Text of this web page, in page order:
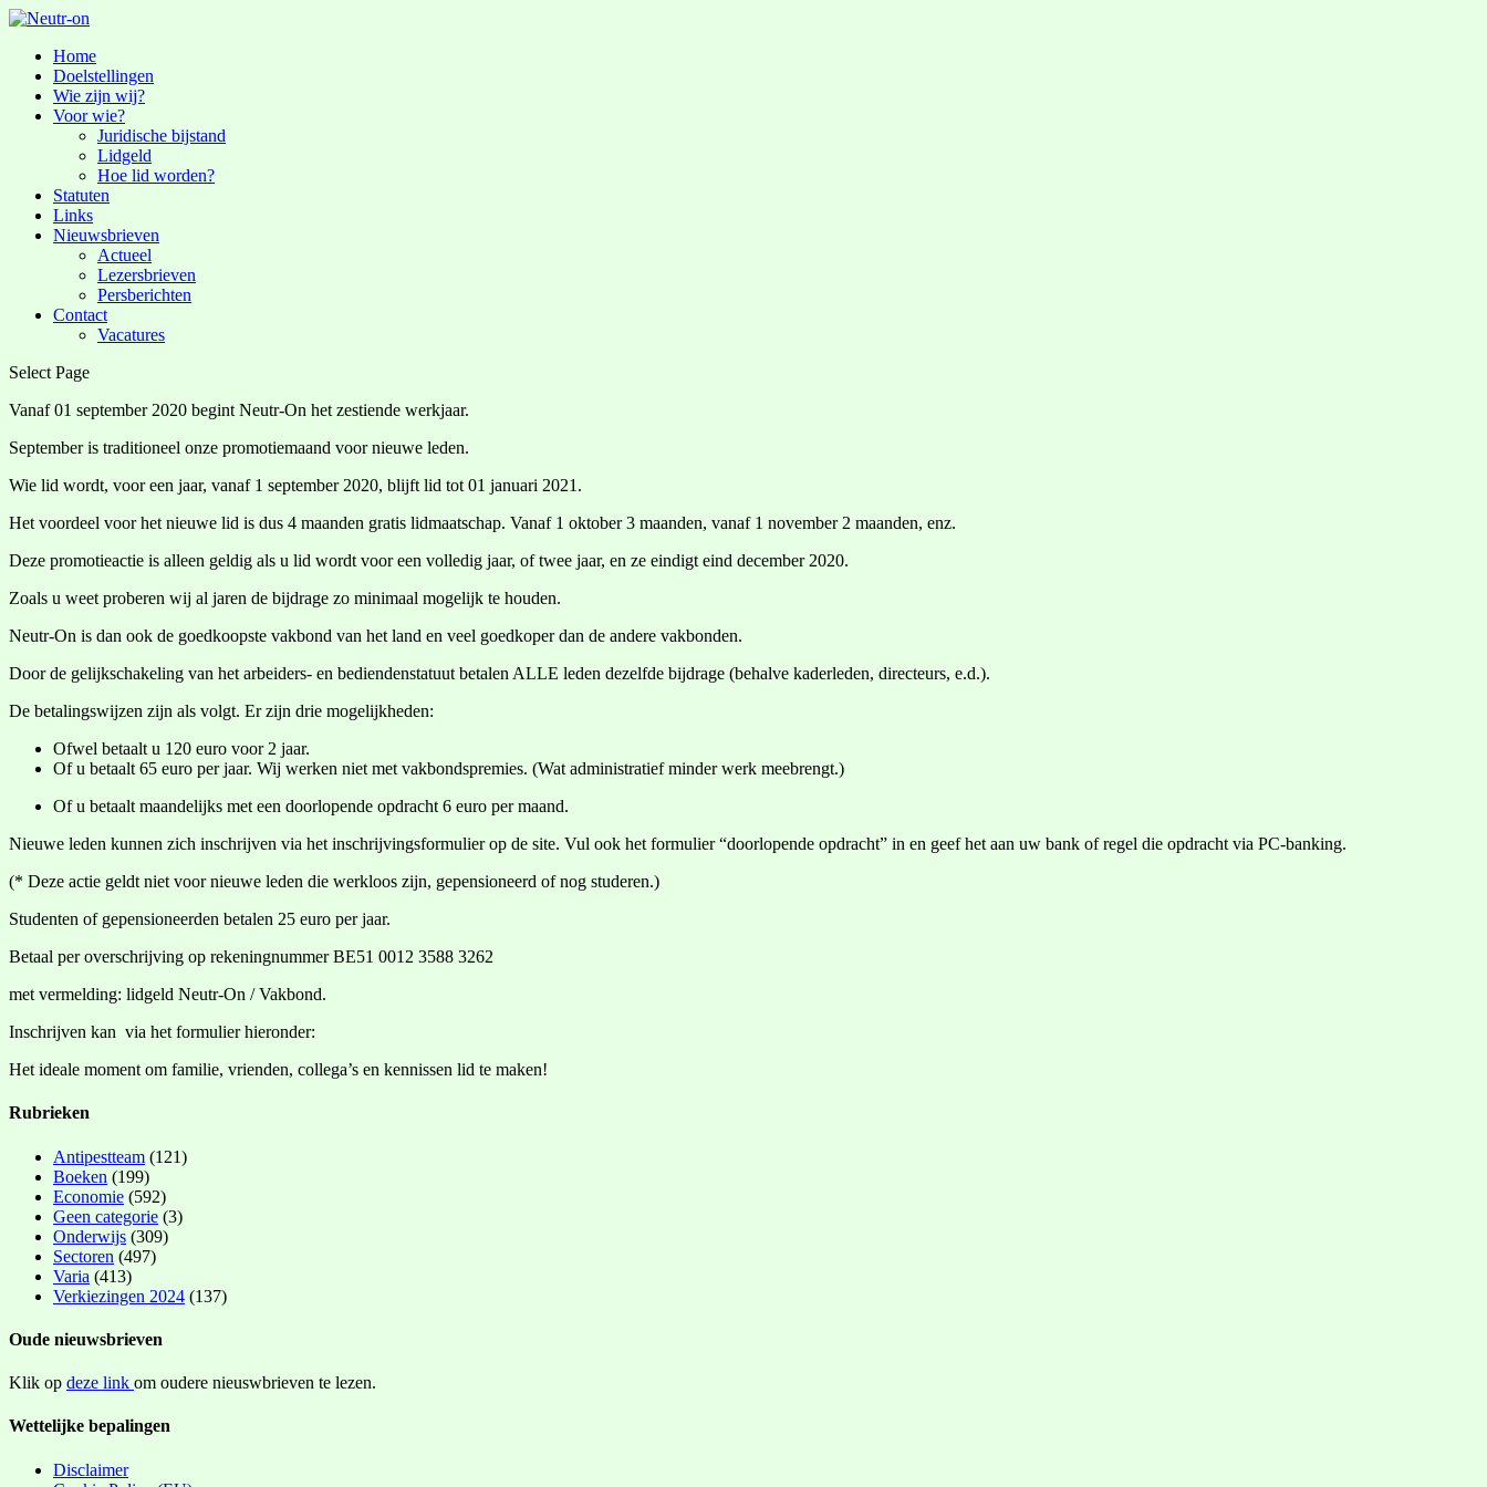
Home
Doelstellingen
Wie zijn wij?
Voor wie?
Juridische bijstand
Lidgeld
Hoe lid worden?
Statuten
Links
Nieuwsbrieven
Actueel
Lezersbrieven
Persberichten
Contact
Vacatures
Select Page
Vanaf 01 september 2020 begint Neutr-On het zestiende werkjaar.
September is traditioneel onze promotiemaand voor nieuwe leden.
Wie lid wordt, voor een jaar, vanaf 1 september 2020, blijft lid tot 01 januari 2021.
Het voordeel voor het nieuwe lid is dus 4 maanden gratis lidmaatschap. Vanaf 1 oktober 3 maanden, vanaf 1 november 2 maanden, enz.
Deze promotieactie is alleen geldig als u lid wordt voor een volledig jaar, of twee jaar, en ze eindigt eind december 2020.
Zoals u weet proberen wij al jaren de bijdrage zo minimaal mogelijk te houden.
Neutr-On is dan ook de goedkoopste vakbond van het land en veel goedkoper dan de andere vakbonden.
Door de gelijkschakeling van het arbeiders- en bediendenstatuut betalen ALLE leden dezelfde bijdrage (behalve kaderleden, directeurs, e.d.).
De betalingswijzen zijn als volgt. Er zijn drie mogelijkheden:
Ofwel betaalt u 120 euro voor 2 jaar.
Of u betaalt 65 euro per jaar. Wij werken niet met vakbondspremies. (Wat administratief minder werk meebrengt.)
Of u betaalt maandelijks met een doorlopende opdracht 6 euro per maand.
Nieuwe leden kunnen zich inschrijven via het inschrijvingsformulier op de site. Vul ook het formulier “doorlopende opdracht” in en geef het aan uw bank of regel die opdracht via PC-banking.
(* Deze actie geldt niet voor nieuwe leden die werkloos zijn, gepensioneerd of nog studeren.)
Studenten of gepensioneerden betalen 25 euro per jaar.
Betaal per overschrijving op rekeningnummer BE51 0012 3588 3262
met vermelding: lidgeld Neutr-On / Vakbond.
Inschrijven kan via het formulier hieronder:
Het ideale moment om familie, vrienden, collega’s en kennissen lid te maken!
Rubrieken
Antipestteam (121)
Boeken (199)
Economie (592)
Geen categorie (3)
Onderwijs (309)
Sectoren (497)
Varia (413)
Verkiezingen 2024 (137)
Oude nieuwsbrieven
Klik op deze link om oudere nieuswbrieven te lezen.
Wettelijke bepalingen
Disclaimer